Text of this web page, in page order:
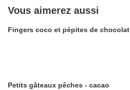
Vous aimerez aussi
Fingers coco et pépites de chocolat
Petits gâteaux pêches - cacao